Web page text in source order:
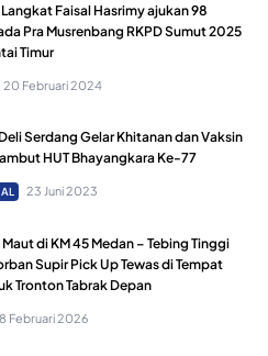
Faisal Hasrimy ajukan 98
Pra Musrenbang RKPD Sumut 2025
Timur
20 Februari 2024
Serdang Gelar Khitanan dan Vaksin
HUT Bhayangkara Ke-77
23 Juni 2023
di KM 45 Medan – Tebing Tinggi
Supir Pick Up Tewas di Tempat
Tronton Tabrak Depan
8 Februari 2026